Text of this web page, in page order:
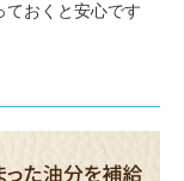
ておくと安心です